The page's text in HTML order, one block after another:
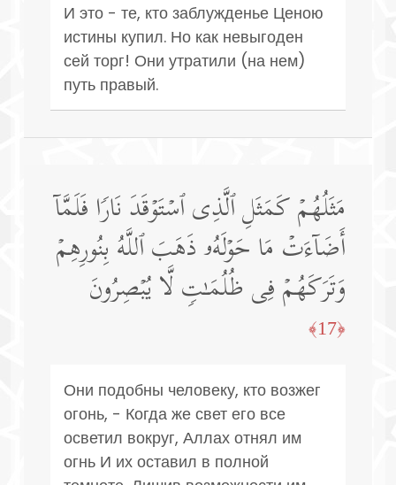
И это - те, кто заблужденье Ценою
истины купил. Но как невыгоден
сей торг! Они утратили (на нем)
путь правый.
مَثَلُهُمۡ كَمَثَلِ ٱلَّذِی ٱسۡتَوۡقَدَ نَارࣰا فَلَمَّاۤ
أَضَاۤءَتۡ مَا حَوۡلَهُۥ ذَهَبَ ٱللَّهُ بِنُورِهِمۡ
وَتَرَكَهُمۡ فِی ظُلُمَـٰتࣲ لَّا یُبۡصِرُونَ
﴿17﴾
Они подобны человеку, кто возжег
огонь, - Когда же свет его все
осветил вокруг, Аллах отнял им
огнь И их оставил в полной